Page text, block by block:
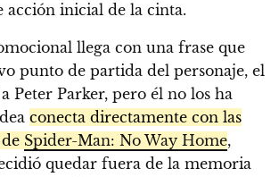
acción inicial de la cinta.
llega con una frase que
punto de partida del personaje, el
Peter Parker, pero él no los ha
conecta directamente con las
Spider-Man: No Way Home,
quedar fuera de la memoria